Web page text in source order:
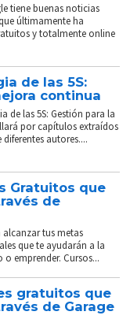
tiene buenas noticias
últimamente ha
y totalmente online
de las 5S:
continua
de las 5S: Gestión para la
por capítulos extraídos
autores....
Gratuitos que
de
tus metas
que te ayudarán a la
emprender. Cursos...
gratuitos que
de Garage